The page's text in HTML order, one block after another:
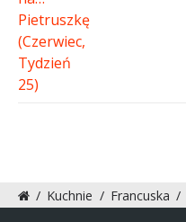
/ Kuchnie / Francuska /